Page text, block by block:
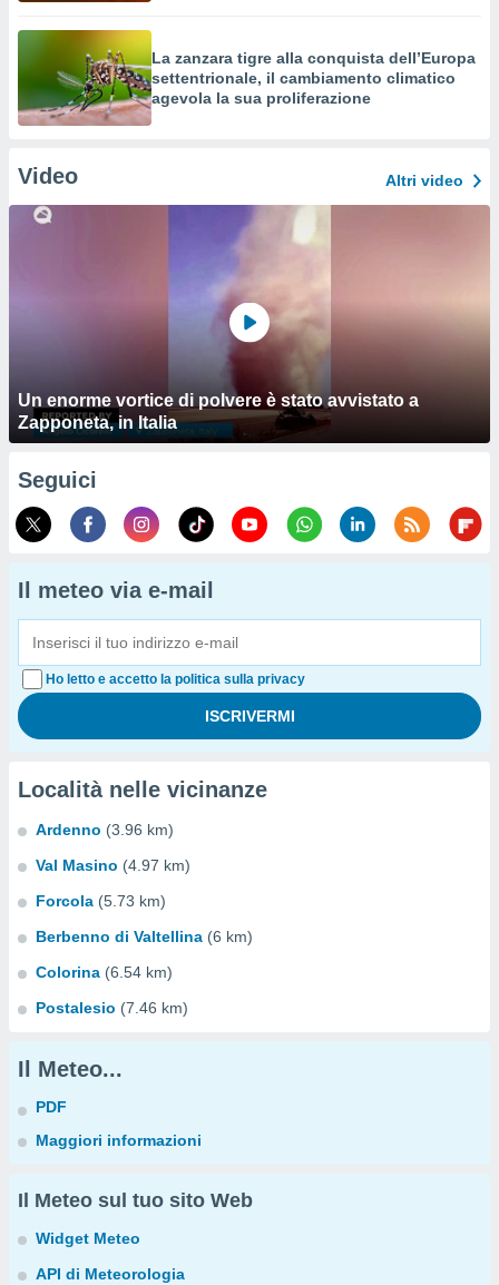
La zanzara tigre alla conquista dell’Europa
settentrionale, il cambiamento climatico
agevola la sua proliferazione
Video Altri video
Un enorme vortice di polvere è stato avvistato a
Zapponeta, in Italia
Seguici
Il meteo via e-mail
Ho letto e accetto la politica sulla privacy
Località nelle vicinanze
Ardenno (3.96 km)
Val Masino (4.97 km)
Forcola (5.73 km)
Berbenno di Valtellina (6 km)
Colorina (6.54 km)
Postalesio (7.46 km)
Il Meteo...
PDF
Maggiori informazioni
Il Meteo sul tuo sito Web
Widget Meteo
API di Meteorologia